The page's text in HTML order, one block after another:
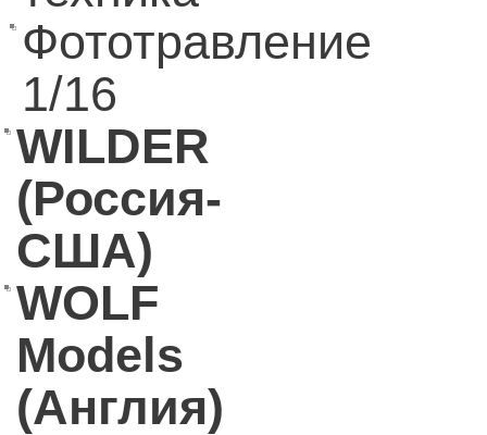
Фототравление
1/16
WILDER
(Россия-
США)
WOLF
Models
(Англия)